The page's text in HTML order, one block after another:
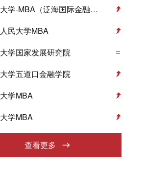
复旦大学-MBA（泛海国际金融学院）
民大学MBA
学国家发展研究院
学五道口金融学院
学MBA
学MBA
查看更多